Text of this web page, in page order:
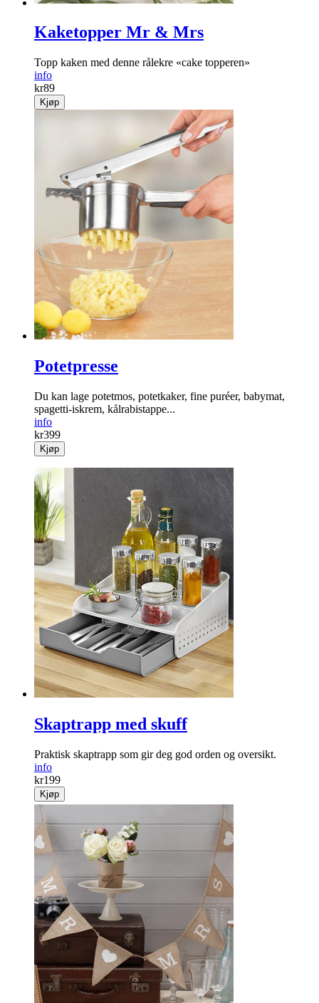
Kaketopper Mr & Mrs
Topp kaken med denne rålekre «cake topperen»
info
kr89
Kjøp
Potetpresse
Du kan lage potetmos, potetkaker, fine puréer, babymat,
spagetti-iskrem, kålrabistappe...
info
kr399
Kjøp
Skaptrapp med skuff
Praktisk skaptrapp som gir deg god orden og oversikt.
info
kr199
Kjøp